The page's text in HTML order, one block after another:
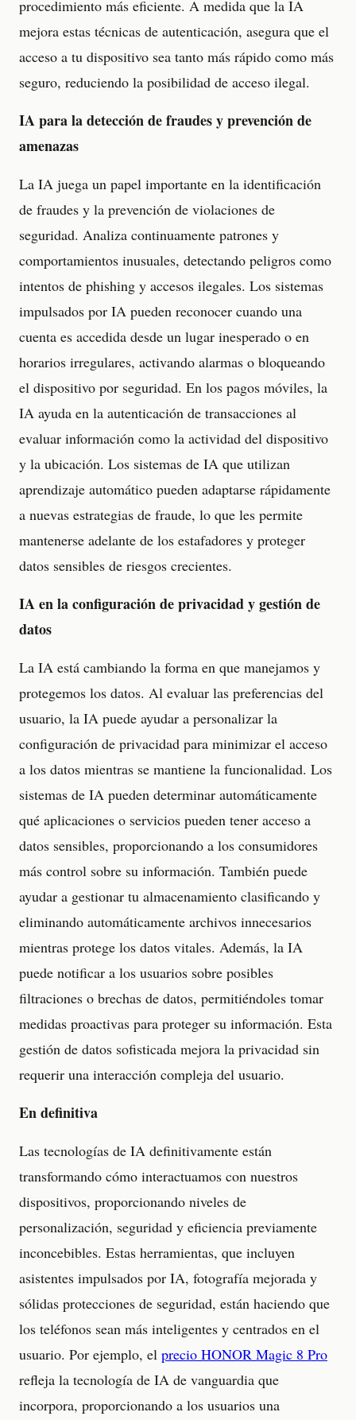
procedimiento más eficiente. A medida que la IA
mejora estas técnicas de autenticación, asegura que el
acceso a tu dispositivo sea tanto más rápido como más
seguro, reduciendo la posibilidad de acceso ilegal.
IA para la detección de fraudes y prevención de
amenazas
La IA juega un papel importante en la identificación
de fraudes y la prevención de violaciones de
seguridad. Analiza continuamente patrones y
comportamientos inusuales, detectando peligros como
intentos de phishing y accesos ilegales. Los sistemas
impulsados por IA pueden reconocer cuando una
cuenta es accedida desde un lugar inesperado o en
horarios irregulares, activando alarmas o bloqueando
el dispositivo por seguridad. En los pagos móviles, la
IA ayuda en la autenticación de transacciones al
evaluar información como la actividad del dispositivo
y la ubicación. Los sistemas de IA que utilizan
aprendizaje automático pueden adaptarse rápidamente
a nuevas estrategias de fraude, lo que les permite
mantenerse adelante de los estafadores y proteger
datos sensibles de riesgos crecientes.
IA en la configuración de privacidad y gestión de
datos
La IA está cambiando la forma en que manejamos y
protegemos los datos. Al evaluar las preferencias del
usuario, la IA puede ayudar a personalizar la
configuración de privacidad para minimizar el acceso
a los datos mientras se mantiene la funcionalidad. Los
sistemas de IA pueden determinar automáticamente
qué aplicaciones o servicios pueden tener acceso a
datos sensibles, proporcionando a los consumidores
más control sobre su información. También puede
ayudar a gestionar tu almacenamiento clasificando y
eliminando automáticamente archivos innecesarios
mientras protege los datos vitales. Además, la IA
puede notificar a los usuarios sobre posibles
filtraciones o brechas de datos, permitiéndoles tomar
medidas proactivas para proteger su información. Esta
gestión de datos sofisticada mejora la privacidad sin
requerir una interacción compleja del usuario.
En definitiva
Las tecnologías de IA definitivamente están
transformando cómo interactuamos con nuestros
dispositivos, proporcionando niveles de
personalización, seguridad y eficiencia previamente
inconcebibles. Estas herramientas, que incluyen
asistentes impulsados por IA, fotografía mejorada y
sólidas protecciones de seguridad, están haciendo que
los teléfonos sean más inteligentes y centrados en el
usuario. Por ejemplo, el precio HONOR Magic 8 Pro
refleja la tecnología de IA de vanguardia que
incorpora, proporcionando a los usuarios una